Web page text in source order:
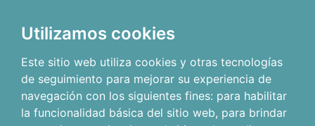
Utilizamos cookies
Este sitio web utiliza cookies y otras tecnologías
de seguimiento para mejorar su experiencia de
navegación con los siguientes fines: para habilitar
la funcionalidad básica del sitio web, para brindar